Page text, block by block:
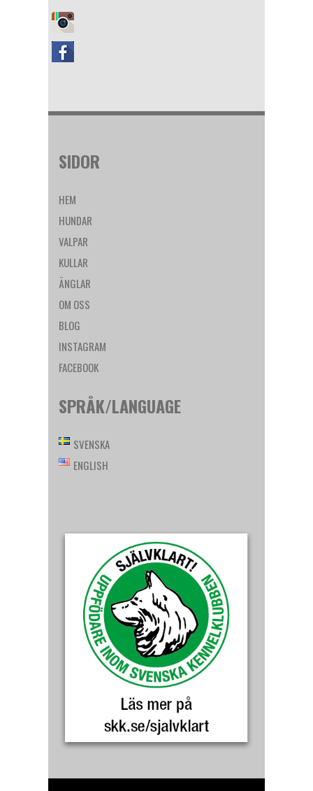
SIDOR
HEM
HUNDAR
VALPAR
KULLAR
ÄNGLAR
OM OSS
BLOG
INSTAGRAM
FACEBOOK
SPRÅK/LANGUAGE
SVENSKA
ENGLISH